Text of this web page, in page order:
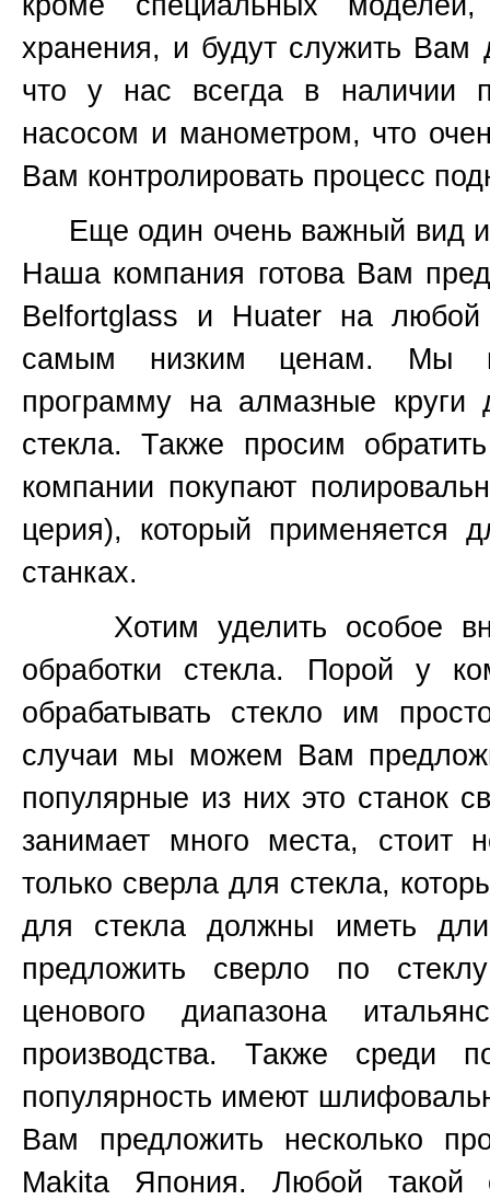
хранения, и будут служить Вам
что у нас всегда в наличии
насосом и манометром, что
Вам контролировать процесс
Еще один очень важный вид
Наша компания готова Вам
Belfortglass и Huater на
самым низким ценам. Мы
программу на алмазные круги
стекла. Также просим
компании покупают
церия), который применяется
станках.
Хотим уделить особое
обработки стекла. Порой у
обрабатывать стекло им
случаи мы можем Вам
популярные из них это станок
занимает много места, стоит
только сверла для стекла,
для стекла должны иметь
предложить сверло по
ценового диапазона
производства. Также среди
популярность имеют
Вам предложить несколько
Makita Япония. Любой такой